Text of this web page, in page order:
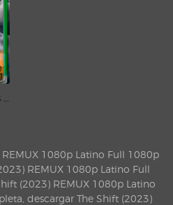
1080p Latino Full 1080p
REMUX 1080p Latino Full
(2023) REMUX 1080p Latino
descargar The Shift (2023)